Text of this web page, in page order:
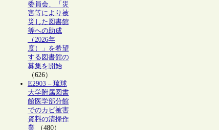
委員会、「災
害等により被
災した図書館
等への助成
（2026年
度）」を希望
する図書館の
募集を開始
（626）
E2903 – 琉球
大学附属図書
館医学部分館
でのカビ被害
資料の清掃作
業（480）